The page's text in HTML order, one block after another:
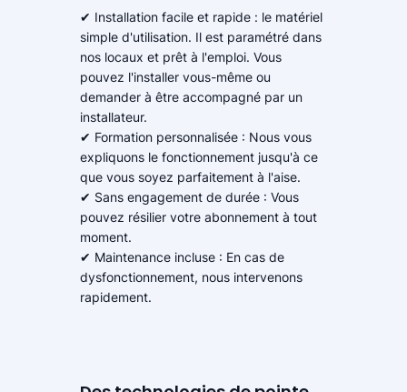
✔ Installation facile et rapide : le matériel
simple d'utilisation. Il est paramétré dans
nos locaux et prêt à l'emploi. Vous
pouvez l'installer vous-même ou
demander à être accompagné par un
installateur.
✔ Formation personnalisée : Nous vous
expliquons le fonctionnement jusqu'à ce
que vous soyez parfaitement à l'aise.
✔ Sans engagement de durée : Vous
pouvez résilier votre abonnement à tout
moment.
✔ Maintenance incluse : En cas de
dysfonctionnement, nous intervenons
rapidement.